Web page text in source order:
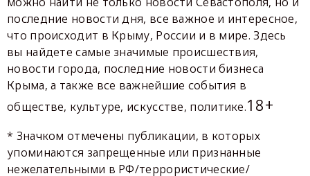
последние новости дня, все важное и интересное,
что происходит в Крыму, России и в мире. Здесь
вы найдете самые значимые происшествия,
новости города, последние новости бизнеса
Крыма, а также все важнейшие события в
обществе, культуре, искусстве, политике.18+
* Значком отмечены публикации, в которых
упоминаются запрещенные или признанные
нежелательными в РФ/террористические/